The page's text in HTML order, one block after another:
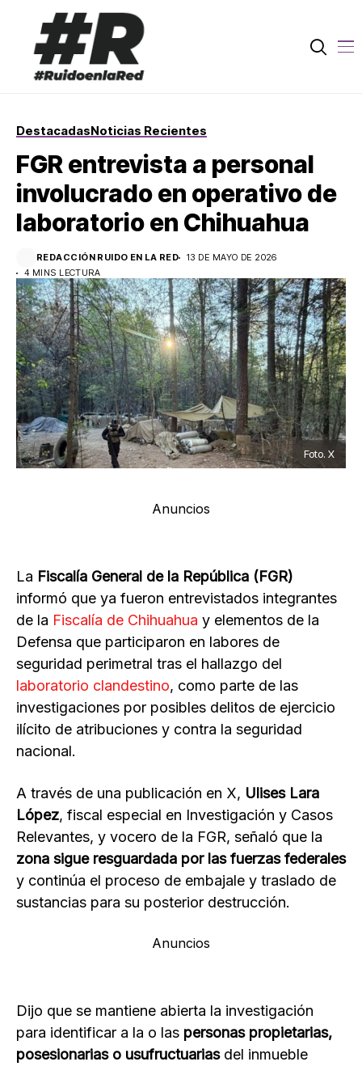
DestacadasNoticias Recientes
FGR entrevista a personal
involucrado en operativo de
laboratorio en Chihuahua
REDACCIÓN RUIDO EN LA RED
13 DE MAYO DE 2026
4 MINS LECTURA
Foto. X
Anuncios
La Fiscalía General de la República (FGR)
informó que ya fueron entrevistados integrantes
de la Fiscalía de Chihuahua y elementos de la
Defensa que participaron en labores de
seguridad perimetral tras el hallazgo del
laboratorio clandestino, como parte de las
investigaciones por posibles delitos de ejercicio
ilícito de atribuciones y contra la seguridad
nacional.
A través de una publicación en X, Ulises Lara
López, fiscal especial en Investigación y Casos
Relevantes, y vocero de la FGR, señaló que la
zona sigue resguardada por las fuerzas federales
y continúa el proceso de embajale y traslado de
sustancias para su posterior destrucción.
Anuncios
Dijo que se mantiene abierta la investigación
para identificar a la o las personas propietarias,
posesionarias o usufructuariasdel inmueble